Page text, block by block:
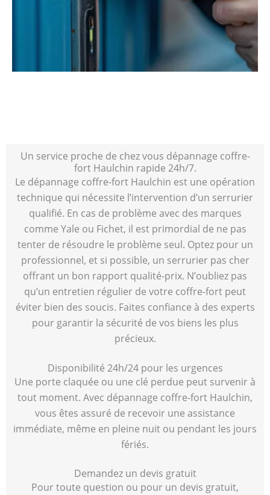
Un service proche de chez vous dépannage coffre-
fort Haulchin rapide 24h/7.
Le dépannage coffre-fort Haulchin est une opération
technique qui nécessite l’intervention d’un serrurier
qualifié. En cas de problème avec des marques
comme Yale ou Fichet, il est primordial de ne pas
tenter de résoudre le problème seul. Optez pour un
professionnel, et si possible, un serrurier pas cher
offrant un bon rapport qualité-prix. N’oubliez pas
qu’un entretien régulier de votre coffre-fort peut
éviter bien des soucis. Faites confiance à des experts
pour garantir la sécurité de vos biens les plus
précieux.
Disponibilité 24h/24 pour les urgences
Une porte claquée ou une clé perdue peut survenir à
tout moment. Avec dépannage coffre-fort Haulchin,
vous êtes assuré de recevoir une assistance
immédiate, même en pleine nuit ou pendant les jours
fériés.
Demandez un devis gratuit
Pour toute question ou pour un devis gratuit,